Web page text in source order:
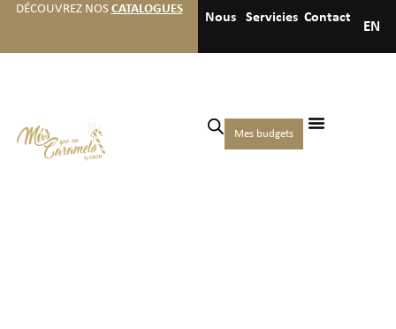
DÉCOUVREZ NOS CATALOGUES
Nous Servicies Contact
EN
Mes budgets